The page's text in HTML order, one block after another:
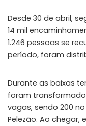
Desde 30 de abril,
14 mil
1.246 pessoas se
período, foram
Durante as baixas
foram
vagas, sendo 200
Pelezão. Ao chegar,